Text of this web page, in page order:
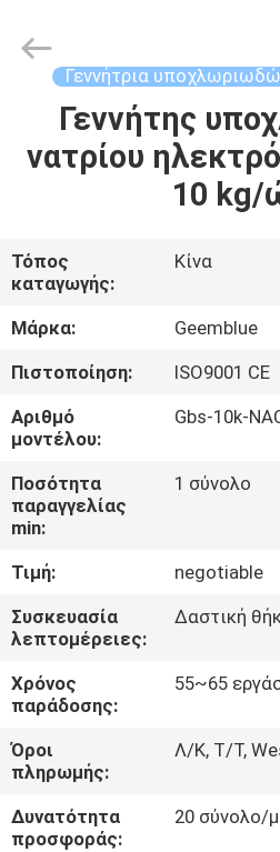
ΣΠΊΤΙ
ΒΊΝΤΕΟ
ΠΕΡΊΠΟΥ
ΕΜΕΊΣ
ΓΎΡΟΣ
ΕΡΓΟΣΤΑΣΊΩΝ
ΈΛΕΓΧΟΣ
ΜΑΣ
ΕΛΆΤΕ
ΣΕ
ΕΠΑΦΉ
ΜΕ
Rights
Γεννήτρια
Γεννήτης
νατρίου
10 kg/
Τόπος
καταγωγής:
Κίνα
Μάρκα:
Geemblue
Πιστοποίηση:
ISO9001 CE
Αριθμό
μοντέλου:
Gbs-10k-
Ποσότητα
παραγγελίας
min:
1 σύνολο
Τιμή:
negotiable
Συσκευασία
λεπτομέρειες:
Δαστική
Χρόνος
παράδοσης:
55~65
Όροι
πληρωμής:
Λ/Κ, Τ/Τ,
Δυνατότητα
προσφοράς:
20 σύνολο/